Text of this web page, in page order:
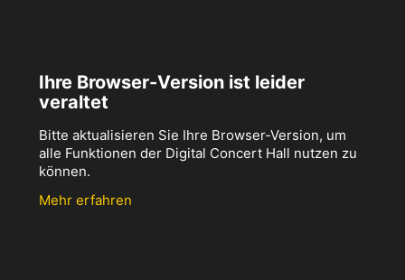
Ihre Browser-Version ist leider
veraltet
Bitte aktualisieren Sie Ihre Browser-Version, um
alle Funktionen der Digital Concert Hall nutzen zu
können.
Mehr erfahren